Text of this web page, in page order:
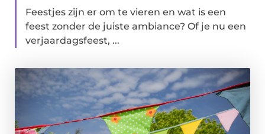
Feestjes zijn er om te vieren en wat is een
feest zonder de juiste ambiance? Of je nu een
verjaardagsfeest, ...